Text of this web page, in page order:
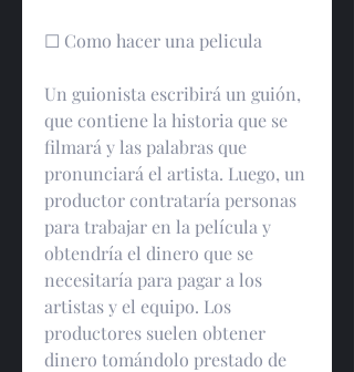
☐ Como hacer una pelicula
Un guionista escribirá un guión,
que contiene la historia que se
filmará y las palabras que
pronunciará el artista. Luego, un
productor contrataría personas
para trabajar en la película y
obtendría el dinero que se
necesitaría para pagar a los
artistas y el equipo. Los
productores suelen obtener
dinero tomándolo prestado de